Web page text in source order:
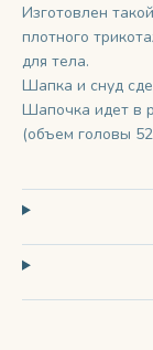
Изготовлен
плотного
для тела.
Шапка и снуд
Шапочка идет в
(объем головы